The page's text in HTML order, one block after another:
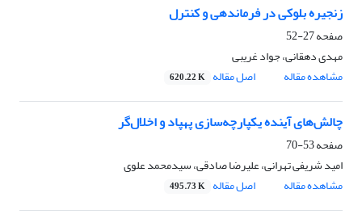
زنجیره بلوکی در فرماندهی و کنترل
صفحه27-52
مهدی دهقانی، جواد غریبی
مشاهده مقاله
اصل مقاله 620.22 K
چالش‌های آینده یکپارچه‌سازی پهپاد و اخلال‌گر
صفحه53-70
امید شریفی تهرانی، علیرضا صادقی، سیدمحمد علوی
مشاهده مقاله
اصل مقاله 495.73 K